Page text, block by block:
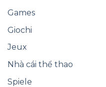
Games
Giochi
Jeux
Nhà cái thể thao
Spiele